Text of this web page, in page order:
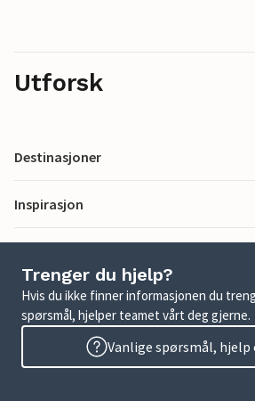
Utforsk
Destinasjoner
Inspirasjon
Trenger du hjelp?
Hvis du ikke finner informasjonen du
spørsmål, hjelper teamet vårt deg gjerne.
Vanlige spørsmål,